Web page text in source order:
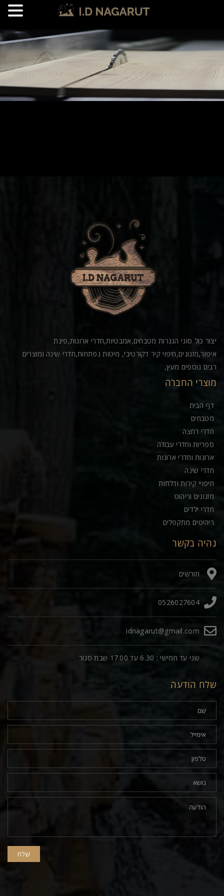
יצור כול סוגי הנגרות מטבחים,אמבטיות,חדרי ארונות,פינת
איפור,מזנונים,חיפוי קיר דקורטיבי, מיטות נפתחות,חדרי שינה ומוצרים
רבים נוספים מעץ,
מוצרי החברה
דף הבית
מטבחים
חדרי רחצה
ספריות וחדרי עבודה
ארונות וחדרי ארונות
חדרי שינה
חיפויי קירות ודלתות
מזנונים וריהוט
חדרי ילדים
ריהיטים מתקפלים
נהיה בקשר
חורשים
0526027604
idnagarut@gmail.com
שני עד חמישי : 6.30 עד 17.00 שבת סגור
שלח הודעה